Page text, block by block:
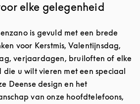
elke gelegenheid
is gevuld met een brede
voor Kerstmis, Valentijnsdag,
verjaardagen, bruiloften of elke
u wilt vieren met een speciaal
Deense design en het
van onze hoofdtelefoons,